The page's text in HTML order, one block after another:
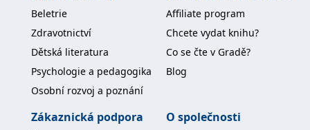
Beletrie
Zdravotnictví
Dětská literatura
Psychologie a pedagogika
Osobní rozvoj a poznání
Affiliate program
Chcete vydat knihu?
Co se čte v Gradě?
Blog
Zákaznická podpora O společnosti